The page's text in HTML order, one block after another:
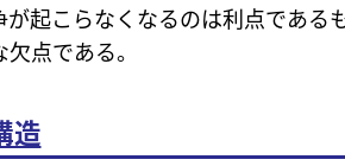
起こらなくなるのは利点である
点である。
造